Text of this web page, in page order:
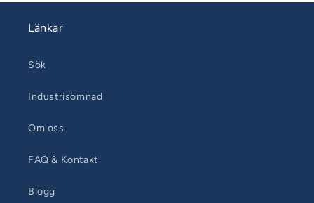
Länkar
Sök
Industrisömnad
Om oss
FAQ & Kontakt
Blogg